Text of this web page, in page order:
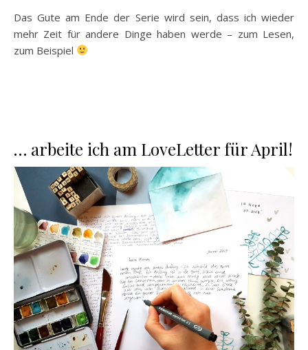
Das Gute am Ende der Serie wird sein, dass ich wieder
mehr Zeit für andere Dinge haben werde – zum Lesen,
zum Beispiel
… arbeite ich am LoveLetter für April!